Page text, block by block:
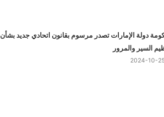
دولة الإمارات تصدر مرسوم بقانون اتحادي جديد بشأن
السير والمرور
2024-10-